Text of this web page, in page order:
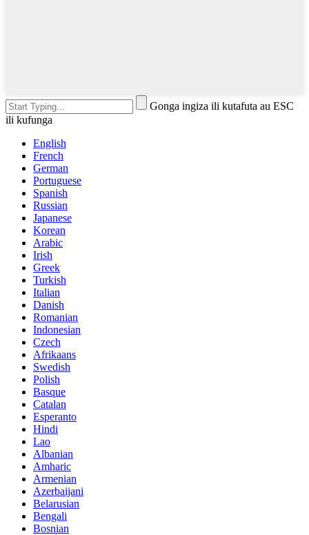
Gonga ingiza ili kutafuta au ESC
ili kufunga
English
French
German
Portuguese
Spanish
Russian
Japanese
Korean
Arabic
Irish
Greek
Turkish
Italian
Danish
Romanian
Indonesian
Czech
Afrikaans
Swedish
Polish
Basque
Catalan
Esperanto
Hindi
Lao
Albanian
Amharic
Armenian
Azerbaijani
Belarusian
Bengali
Bosnian